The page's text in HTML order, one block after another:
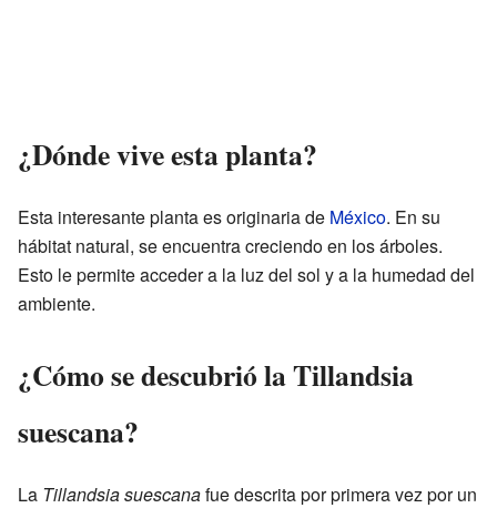
¿Dónde vive esta planta?
Esta interesante planta es originaria de México. En su
hábitat natural, se encuentra creciendo en los árboles.
Esto le permite acceder a la luz del sol y a la humedad del
ambiente.
¿Cómo se descubrió la Tillandsia
suescana?
La Tillandsia suescanafue descrita por primera vez por un